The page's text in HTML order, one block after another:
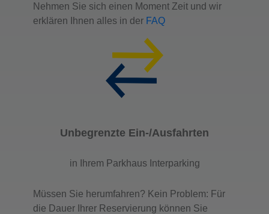
Nehmen Sie sich einen Moment Zeit und wir
erklären Ihnen alles in der FAQ
Unbegrenzte Ein-/Ausfahrten
in Ihrem Parkhaus Interparking
Müssen Sie herumfahren? Kein Problem: Für
die Dauer Ihrer Reservierung können Sie